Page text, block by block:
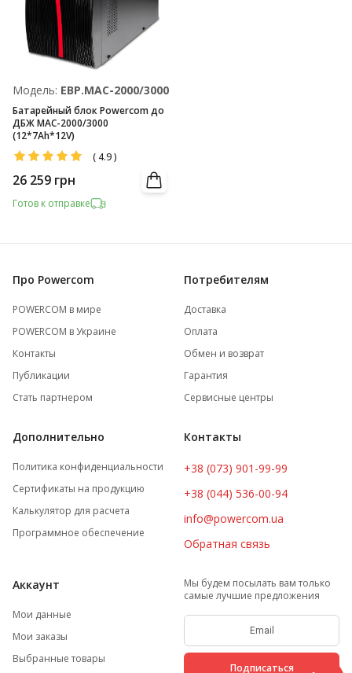
Модель: EBP.MAC-2000/3000
Батарейный блок Powercom до
ДБЖ MAC-2000/3000
(12*7Ah*12V)
( 4.9)
26 259 грн
Готов к отправке
Про Powercom
POWERCOM в мире
POWERCOM в Украине
Контакты
Публикации
Стать партнером
Потребителям
Доставка
Оплата
Обмен и возврат
Гарантия
Сервисные центры
Дополнительно
Политика конфиденциальности
Сертификаты на продукцию
Калькулятор для расчета
Программное обеспечение
Контакты
+38 (073) 901-99-99
+38 (044) 536-00-94
info@powercom.ua
Обратная связь
Аккаунт
Мои данные
Мои заказы
Выбранные товары
Мы будем посылать вам только
самые лучшие предложения
Подписаться